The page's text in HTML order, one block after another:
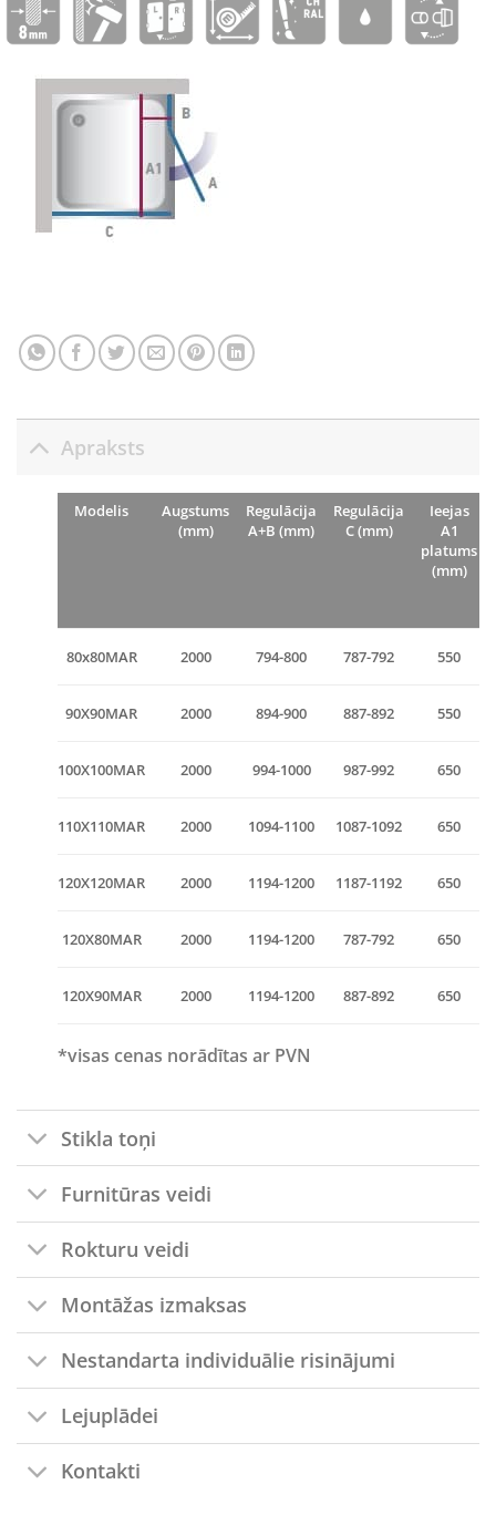
Apraksts
Modelis
Augstums
(mm)
Regulācija
A+B (mm)
Regulācija
C (mm)
Ieejas
A1
platums
(mm)
80x80MAR 2000 794-800 787-792 550
90X90MAR 2000 894-900 887-892 550
100X100MAR 2000 994-1000 987-992 650
110X110MAR 2000 1094-1100 1087-1092 650
120X120MAR 2000 1194-1200 1187-1192 650
120X80MAR 2000 1194-1200 787-792 650
120X90MAR 2000 1194-1200 887-892 650
*visas cenas norādītas ar PVN
Stikla toņi
Furnitūras veidi
Rokturu veidi
Montāžas izmaksas
Nestandarta individuālie risinājumi
Lejuplādei
Kontakti